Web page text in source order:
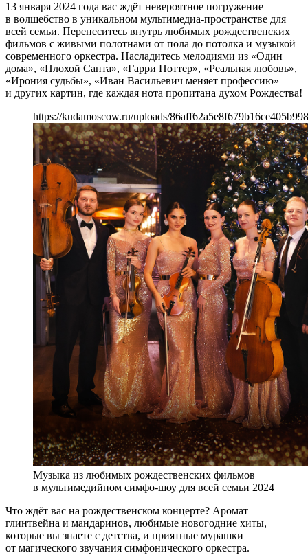
13 января 2024 года вас ждёт невероятное погружение
в волшебство в уникальном мультимедиа-пространстве для
всей семьи. Перенеситесь внутрь любимых рождественских
фильмов с живыми полотнами от пола до потолка и музыкой
современного оркестра. Насладитесь мелодиями из «Один
дома», «Плохой Санта», «Гарри Поттер», «Реальная любовь»,
«Ирония судьбы», «Иван Васильевич меняет профессию»
и других картин, где каждая нота пропитана духом Рождества!
https://kudamoscow.ru/uploads/
Музыка из любимых рождественских фильмов
в мультимедийном симфо-шоу для всей семьи 2024
Что ждёт вас на рождественском концерте? Аромат
глинтвейна и мандаринов, любимые новогодние хиты,
которые вы знаете с детства, и приятные мурашки
от магического звучания симфонического оркестра.